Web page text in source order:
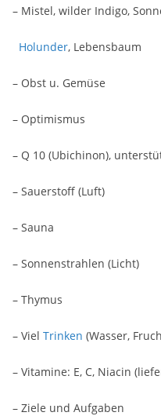
– Mistel, wilder Indigo,
Holunder, Lebensbaum
– Obst u. Gemüse
– Optimismus
– Q 10 (Ubichinon),
– Sauerstoff (Luft)
– Sauna
– Sonnenstrahlen (Licht)
– Thymus
– Viel Trinken (Wasser,
– Vitamine: E, C, Niacin
– Ziele und Aufgaben